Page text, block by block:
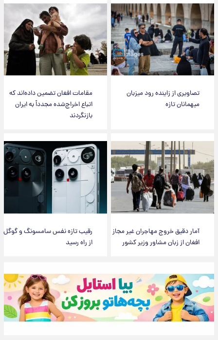
تصاویری از زاینده رود میزبان
میهمانان تازه
مقامات افغان تضمین داده‌اند که
اتباع اخراج‌شده مجدداً به ایران
بازنگردند
آمار دقیق خروج مهاجران غیر مجاز
افغان از زبان مشاور وزیر کشور
رقیب تازه نفس سامسونگ و گوگل
از راه رسید